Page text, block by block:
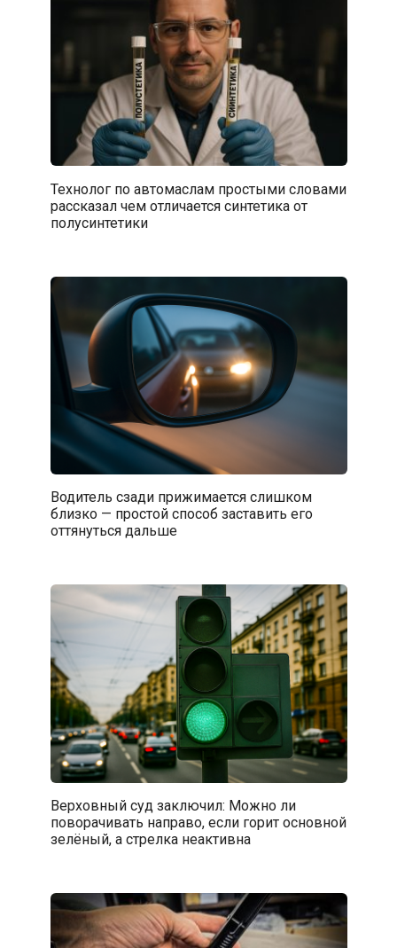
Технолог по автомаслам простыми словами
рассказал чем отличается синтетика от
полусинтетики
Водитель сзади прижимается слишком
близко — простой способ заставить его
оттянуться дальше
Верховный суд заключил: Можно ли
поворачивать направо, если горит основной
зелёный, а стрелка неактивна